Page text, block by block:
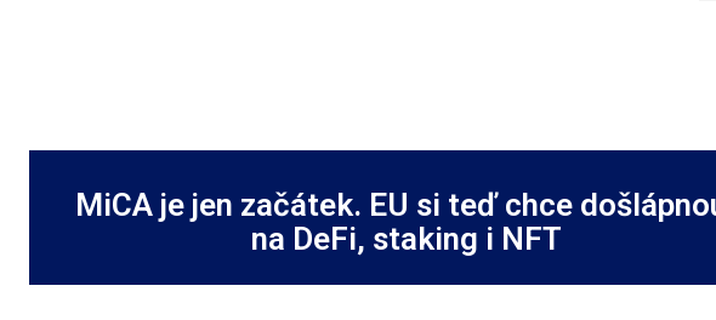
MiCA je jen začátek. EU si teď chce
na DeFi, staking i NFT